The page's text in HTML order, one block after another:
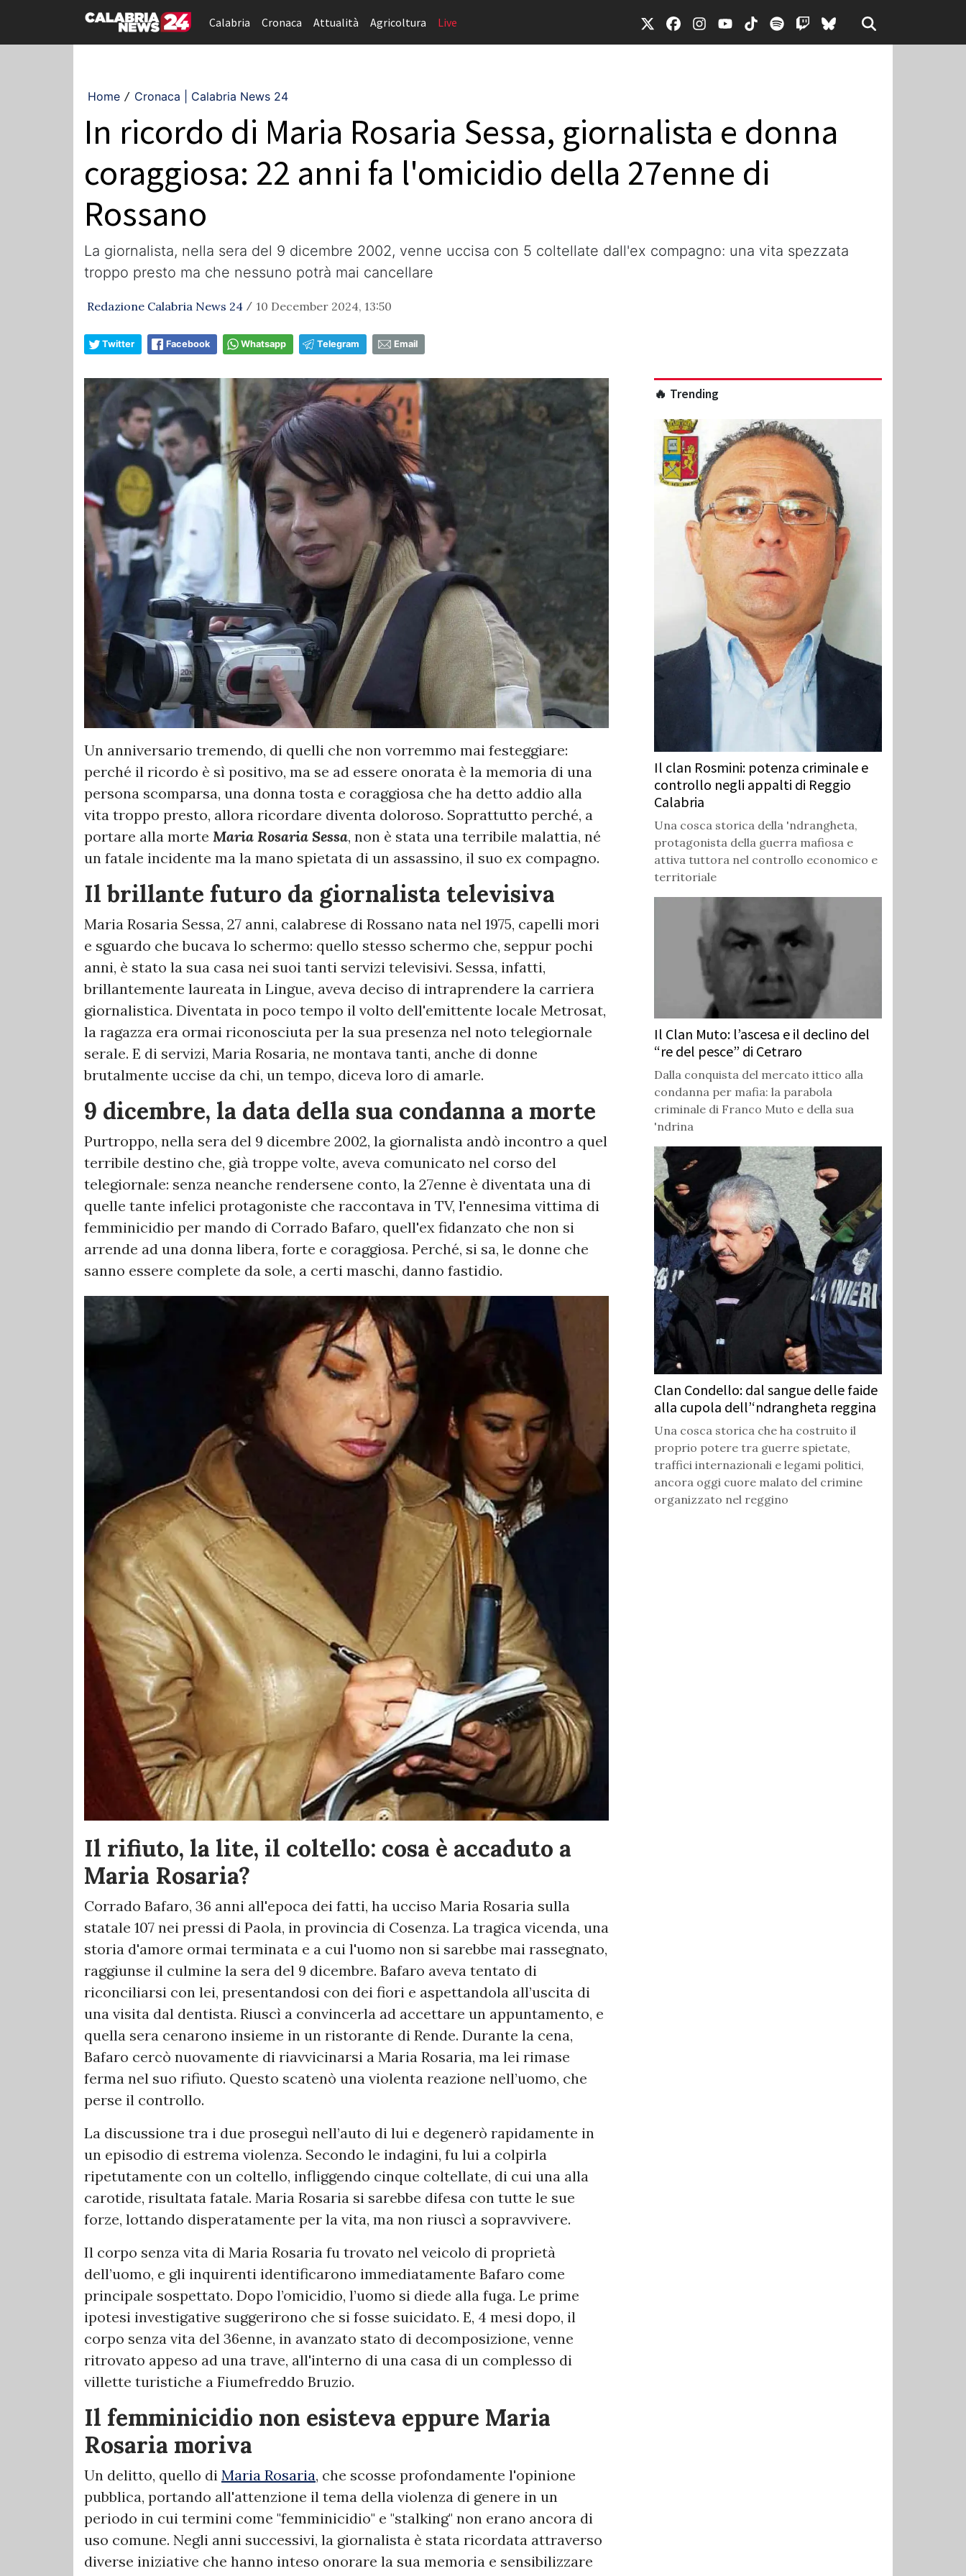
Calabria Cronaca Attualità Agricoltura Live
Home / Cronaca | Calabria News 24
In ricordo di Maria Rosaria Sessa, giornalista e donna
coraggiosa: 22 anni fa l'omicidio della 27enne di
Rossano
La giornalista, nella sera del 9 dicembre 2002, venne uccisa con 5 coltellate dall'ex compagno: una vita spezzata
troppo presto ma che nessuno potrà mai cancellare
Redazione Calabria News 24 / 10 December 2024, 13:50
Twitter Facebook Whatsapp Telegram Email
Un anniversario tremendo, di quelli che non vorremmo mai festeggiare:
perché il ricordo è sì positivo, ma se ad essere onorata è la memoria di una
persona scomparsa, una donna tosta e coraggiosa che ha detto addio alla
vita troppo presto, allora ricordare diventa doloroso. Soprattutto perché, a
portare alla morte Maria Rosaria Sessa, non è stata una terribile malattia, né
un fatale incidente ma la mano spietata di un assassino, il suo ex compagno.
Il brillante futuro da giornalista televisiva
Maria Rosaria Sessa, 27 anni, calabrese di Rossano nata nel 1975, capelli mori
e sguardo che bucava lo schermo: quello stesso schermo che, seppur pochi
anni, è stato la sua casa nei suoi tanti servizi televisivi. Sessa, infatti,
brillantemente laureata in Lingue, aveva deciso di intraprendere la carriera
giornalistica. Diventata in poco tempo il volto dell'emittente locale Metrosat,
la ragazza era ormai riconosciuta per la sua presenza nel noto telegiornale
serale. E di servizi, Maria Rosaria, ne montava tanti, anche di donne
brutalmente uccise da chi, un tempo, diceva loro di amarle.
9 dicembre, la data della sua condanna a morte
Purtroppo, nella sera del 9 dicembre 2002, la giornalista andò incontro a quel
terribile destino che, già troppe volte, aveva comunicato nel corso del
telegiornale: senza neanche rendersene conto, la 27enne è diventata una di
quelle tante infelici protagoniste che raccontava in TV, l'ennesima vittima di
femminicidio per mando di Corrado Bafaro, quell'ex fidanzato che non si
arrende ad una donna libera, forte e coraggiosa. Perché, si sa, le donne che
sanno essere complete da sole, a certi maschi, danno fastidio.
Il rifiuto, la lite, il coltello: cosa è accaduto a
Maria Rosaria?
Corrado Bafaro, 36 anni all'epoca dei fatti, ha ucciso Maria Rosaria sulla
statale 107 nei pressi di Paola, in provincia di Cosenza. La tragica vicenda, una
storia d'amore ormai terminata e a cui l'uomo non si sarebbe mai rassegnato,
raggiunse il culmine la sera del 9 dicembre. Bafaro aveva tentato di
riconciliarsi con lei, presentandosi con dei fiori e aspettandola all’uscita di
una visita dal dentista. Riuscì a convincerla ad accettare un appuntamento, e
quella sera cenarono insieme in un ristorante di Rende. Durante la cena,
Bafaro cercò nuovamente di riavvicinarsi a Maria Rosaria, ma lei rimase
ferma nel suo rifiuto. Questo scatenò una violenta reazione nell’uomo, che
perse il controllo.
La discussione tra i due proseguì nell’auto di lui e degenerò rapidamente in
un episodio di estrema violenza. Secondo le indagini, fu lui a colpirla
ripetutamente con un coltello, infliggendo cinque coltellate, di cui una alla
carotide, risultata fatale. Maria Rosaria si sarebbe difesa con tutte le sue
forze, lottando disperatamente per la vita, ma non riuscì a sopravvivere.
Il corpo senza vita di Maria Rosaria fu trovato nel veicolo di proprietà
dell’uomo, e gli inquirenti identificarono immediatamente Bafaro come
principale sospettato. Dopo l’omicidio, l’uomo si diede alla fuga. Le prime
ipotesi investigative suggerirono che si fosse suicidato. E, 4 mesi dopo, il
corpo senza vita del 36enne, in avanzato stato di decomposizione, venne
ritrovato appeso ad una trave, all'interno di una casa di un complesso di
villette turistiche a Fiumefreddo Bruzio.
Il femminicidio non esisteva eppure Maria
Rosaria moriva
Un delitto, quello di Maria Rosaria, che scosse profondamente l'opinione
pubblica, portando all'attenzione il tema della violenza di genere in un
periodo in cui termini come "femminicidio" e "stalking" non erano ancora di
uso comune. Negli anni successivi, la giornalista è stata ricordata attraverso
diverse iniziative che hanno inteso onorare la sua memoria e sensibilizzare
🔥 Trending
Il clan Rosmini: potenza criminale e
controllo negli appalti di Reggio
Calabria
Una cosca storica della 'ndrangheta,
protagonista della guerra mafiosa e
attiva tuttora nel controllo economico e
territoriale
Il Clan Muto: l’ascesa e il declino del
“re del pesce” di Cetraro
Dalla conquista del mercato ittico alla
condanna per mafia: la parabola
criminale di Franco Muto e della sua
'ndrina
Clan Condello: dal sangue delle faide
alla cupola dell’‘ndrangheta reggina
Una cosca storica che ha costruito il
proprio potere tra guerre spietate,
traffici internazionali e legami politici,
ancora oggi cuore malato del crimine
organizzato nel reggino